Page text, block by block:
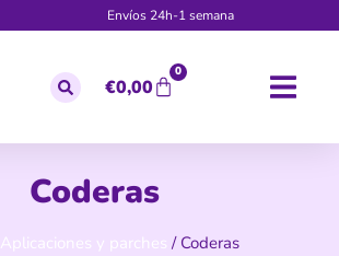
Envíos 24h-1 semana
€0,00
0
Coderas
Aplicaciones y parches / Coderas